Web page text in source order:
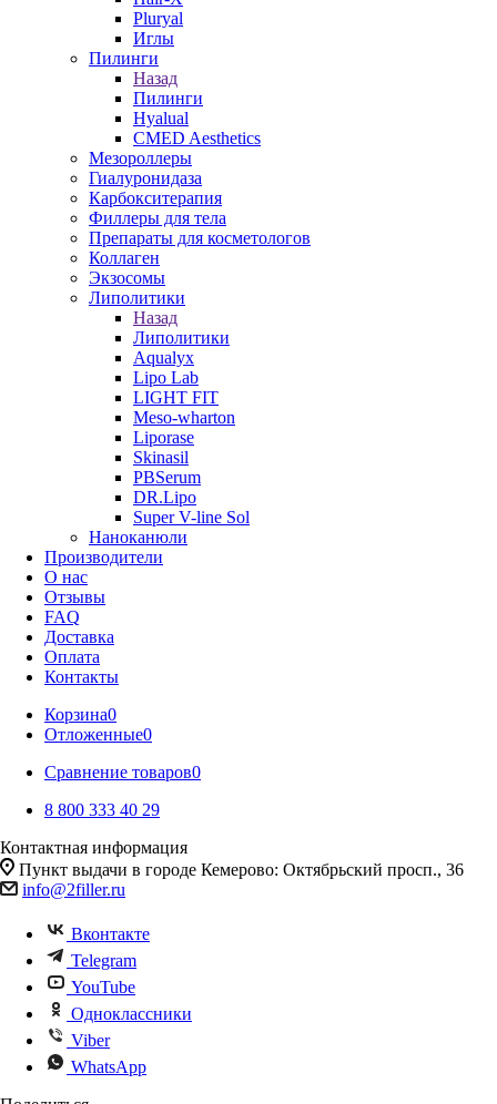
Pluryal
Иглы
Пилинги
Назад
Пилинги
Hyalual
CMED Aesthetics
Мезороллеры
Гиалуронидаза
Карбокситерапия
Филлеры для тела
Препараты для косметологов
Коллаген
Экзосомы
Липолитики
Назад
Липолитики
Aqualyx
Lipo Lab
LIGHT FIT
Meso-wharton
Liporase
Skinasil
PBSerum
DR.Lipo
Super V-line Sol
Наноканюли
Производители
О нас
Отзывы
FAQ
Доставка
Оплата
Контакты
Корзина0
Отложенные0
Сравнение товаров0
8 800 333 40 29
Контактная информация
Пункт выдачи в городе Кемерово: Октябрьский просп., 36
info@2filler.ru
Вконтакте
Telegram
YouTube
Одноклассники
Viber
WhatsApp